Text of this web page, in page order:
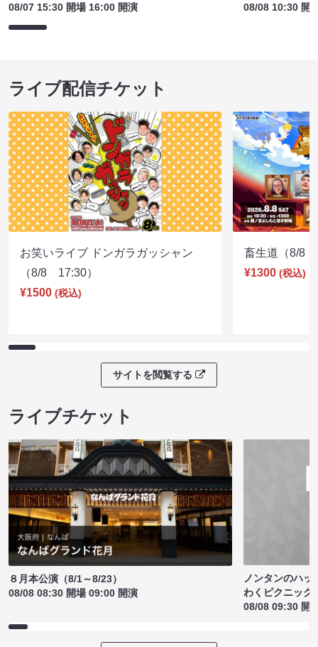
08/07 15:30 開場 16:00 開演
08/08 10:30 開
ライブ配信チケット
お笑いライブ ドンガラガッシャン
（8/8 17:30）
¥1500 (税込)
畜生道（8/8
¥1300 (税込)
サイトを閲覧する
ライブチケット
８月本公演（8/1～8/23）
08/08 08:30 開場 09:00 開演
ノンタンのハッ
わくピクニック
08/08 09:30 開